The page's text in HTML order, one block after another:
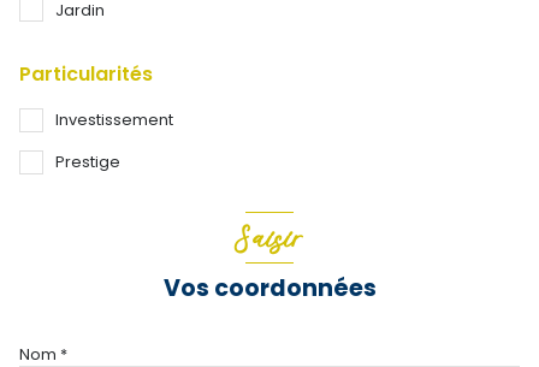
Jardin
Particularités
Investissement
Prestige
Saisir
Vos coordonnées
Nom *